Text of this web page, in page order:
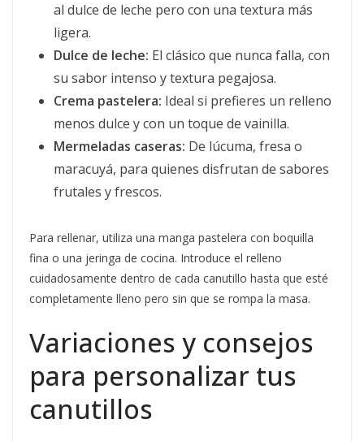
al dulce de leche pero con una textura más
ligera.
Dulce de leche: El clásico que nunca falla, con
su sabor intenso y textura pegajosa.
Crema pastelera: Ideal si prefieres un relleno
menos dulce y con un toque de vainilla.
Mermeladas caseras: De lúcuma, fresa o
maracuyá, para quienes disfrutan de sabores
frutales y frescos.
Para rellenar, utiliza una manga pastelera con boquilla
fina o una jeringa de cocina. Introduce el relleno
cuidadosamente dentro de cada canutillo hasta que esté
completamente lleno pero sin que se rompa la masa.
Variaciones y consejos
para personalizar tus
canutillos